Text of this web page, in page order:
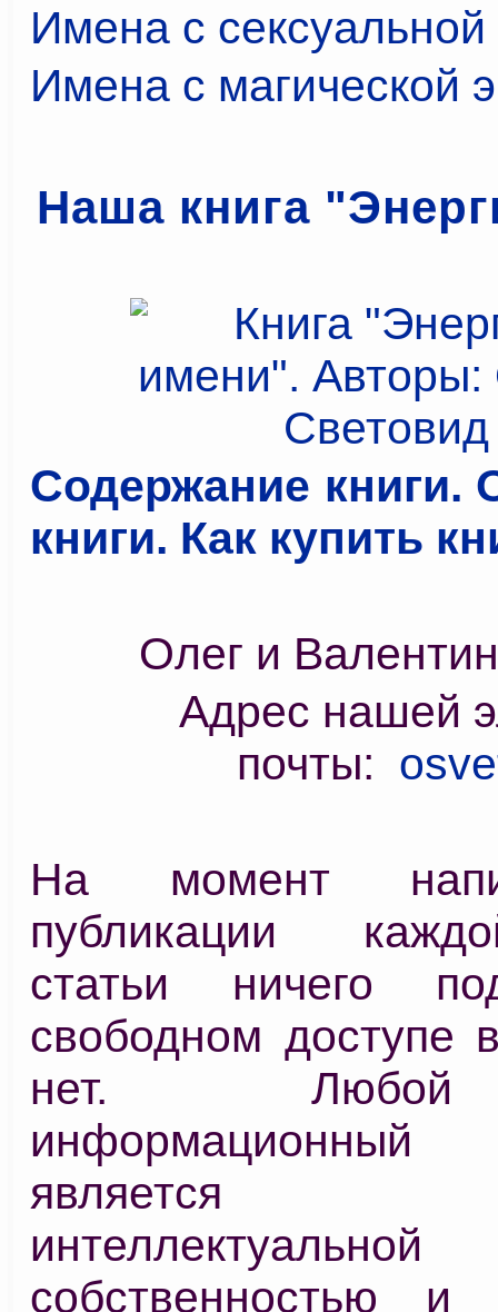
Имена с сексуальной
Имена с магической
Наша книга
Содержание книги.
книги. Как купить
Олег и
Адрес нашей
почты:
На момент
публикации
статьи ничего
свободном доступе
нет.
является
интеллектуальной
собственностью и